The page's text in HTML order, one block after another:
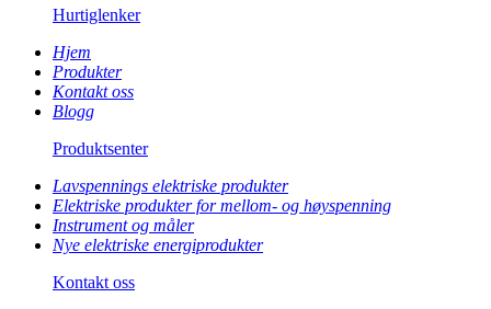
Hurtiglenker
Hjem
Produkter
Kontakt oss
Blogg
Produktsenter
Lavspennings elektriske produkter
Elektriske produkter for mellom- og høyspenning
Instrument og måler
Nye elektriske energiprodukter
Kontakt oss